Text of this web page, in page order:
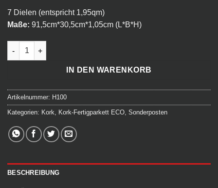
7 Dielen (entspricht 1,95qm)
Maße: 91,5cm*30,5cm*1,05cm (L*B*H)
Kork Fertigparkett ECO - Porto natur hartwachsgeölt Menge
IN DEN WARENKORB
Artikelnummer: H100
Kategorien: Kork, Kork-Fertigparkett ECO, Sonderposten
BESCHREIBUNG